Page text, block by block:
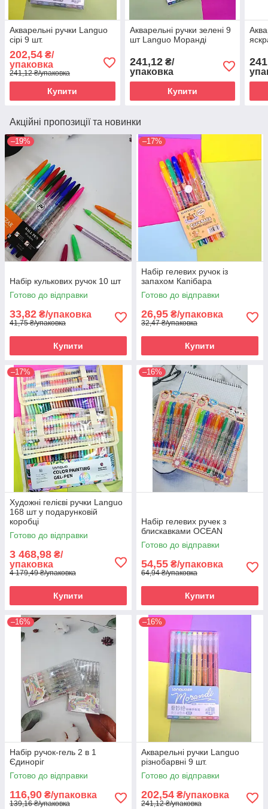
Акварельні ручки Languo
сірі 9 шт.
202,54 ₴/
упаковка
241,12 ₴/упаковка
Купити
Акварельні ручки зелені 9
шт Languo Моранді
241,12₴/
упаковка
Купити
Акційні пропозиції та новинки
–19%
Набір кулькових ручок 10 шт
Готово до відправки
33,82 ₴/упаковка
41,75 ₴/упаковка
Купити
–17%
Набір гелевих ручок із
запахом Капібара
Готово до відправки
26,95 ₴/упаковка
32,47 ₴/упаковка
Купити
–17%
Художні гелієві ручки Languo
168 шт у подарунковій
коробці
Готово до відправки
3 468,98 ₴/
упаковка
4 179,49 ₴/упаковка
Купити
–16%
Набір гелевих ручек з
блискавками OCEAN
Готово до відправки
54,55 ₴/упаковка
64,94 ₴/упаковка
Купити
–16%
Набір ручок-гель 2 в 1
Єдиноріг
Готово до відправки
116,90 ₴/упаковка
139,16 ₴/упаковка
–16%
Акварельні ручки Languo
різнобарвні 9 шт.
Готово до відправки
202,54 ₴/упаковка
241,12 ₴/упаковка